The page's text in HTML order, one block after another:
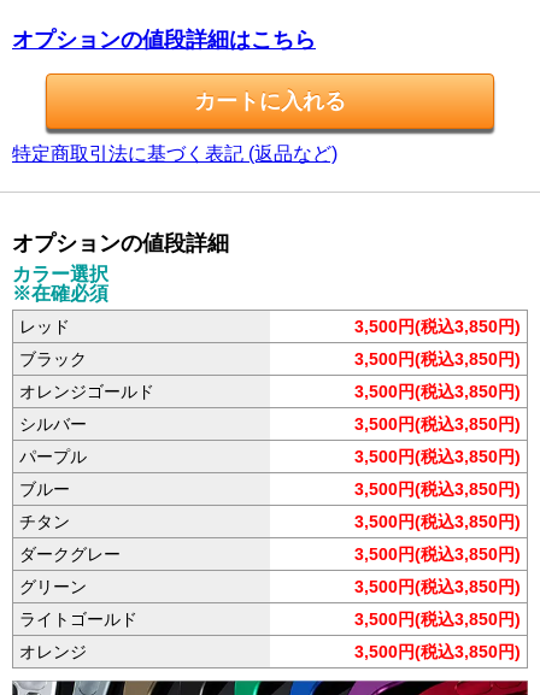
オプションの値段詳細はこちら
特定商取引法に基づく表記 (返品など)
オプションの値段詳細
カラー選択
※在確必須
レッド
3,500円(税込3,850円)
ブラック
3,500円(税込3,850円)
オレンジゴールド
3,500円(税込3,850円)
シルバー
3,500円(税込3,850円)
パープル
3,500円(税込3,850円)
ブルー
3,500円(税込3,850円)
チタン
3,500円(税込3,850円)
ダークグレー
3,500円(税込3,850円)
グリーン
3,500円(税込3,850円)
ライトゴールド
3,500円(税込3,850円)
オレンジ
3,500円(税込3,850円)